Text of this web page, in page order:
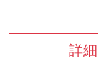
詳